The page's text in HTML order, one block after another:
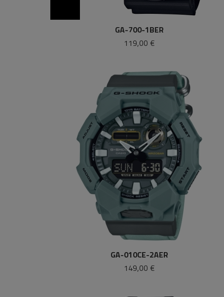
GA-700-1BER
119,00 €
GA-010CE-2AER
149,00 €